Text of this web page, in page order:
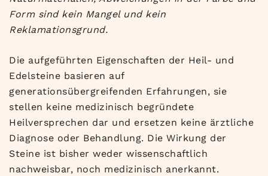
Form sind kein Mangel und kein
Reklamationsgrund.
Die aufgeführten Eigenschaften der Heil- und
Edelsteine basieren auf
generationsübergreifenden Erfahrungen, sie
stellen keine medizinisch begründete
Heilversprechen dar und ersetzen keine ärztliche
Diagnose oder Behandlung. Die Wirkung der
Steine ist bisher weder wissenschaftlich
nachweisbar, noch medizinisch anerkannt.